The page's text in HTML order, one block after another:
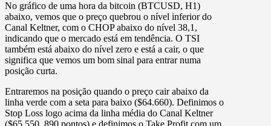
No gráfico de uma hora da bitcoin (BTCUSD, H1)
abaixo, vemos que o preço quebrou o nível inferior do
Canal Keltner, com o CHOP abaixo do nível 38,1,
indicando que o mercado está em tendência. O TSI
também está abaixo do nível zero e está a cair, o que
significa que vemos um bom sinal para entrar numa
posição curta.
Entraremos na posição quando o preço cair abaixo da
linha verde com a seta para baixo ($64.660). Definimos o
Stop Loss logo acima da linha média do Canal Keltner